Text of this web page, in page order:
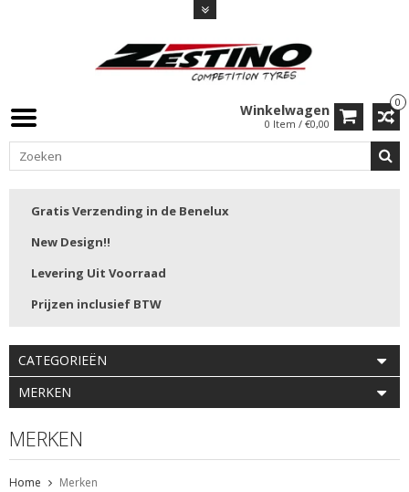
0
Winkelwagen
0 Item / €0,00
Gratis Verzending in de Benelux
New Design!!
Levering Uit Voorraad
Prijzen inclusief BTW
CATEGORIEËN
MERKEN
MERKEN
Home Merken